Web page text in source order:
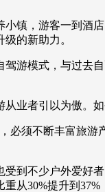
云起 超级工厂
热播榜 总台企
，游客一到酒店
的新助力。
模式，与过去自
者引以为傲。如
不断丰富旅游
不少户外爱好者
从30%提升到